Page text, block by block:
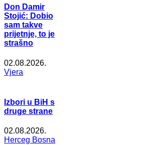
Don Damir
Stojić: Dobio
sam takve
prijetnje, to je
strašno
02.08.2026.
Vjera
Izbori u BiH s
druge strane
02.08.2026.
Herceg Bosna